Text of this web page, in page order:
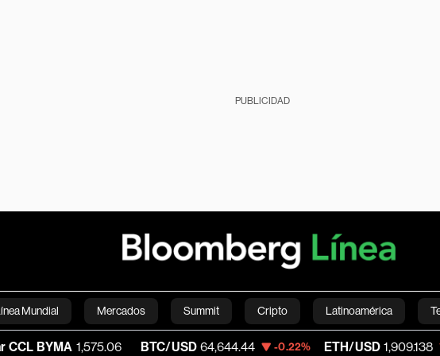
PUBLICIDAD
Mundial Mercados Summit Cripto Latinoamérica
Bloomberg Green Economía Estilo de vida Mundo Videos
1,575.06 BTC/USD 64,644.44 -0.22% ETH/USD 1,909.138 -0.35%